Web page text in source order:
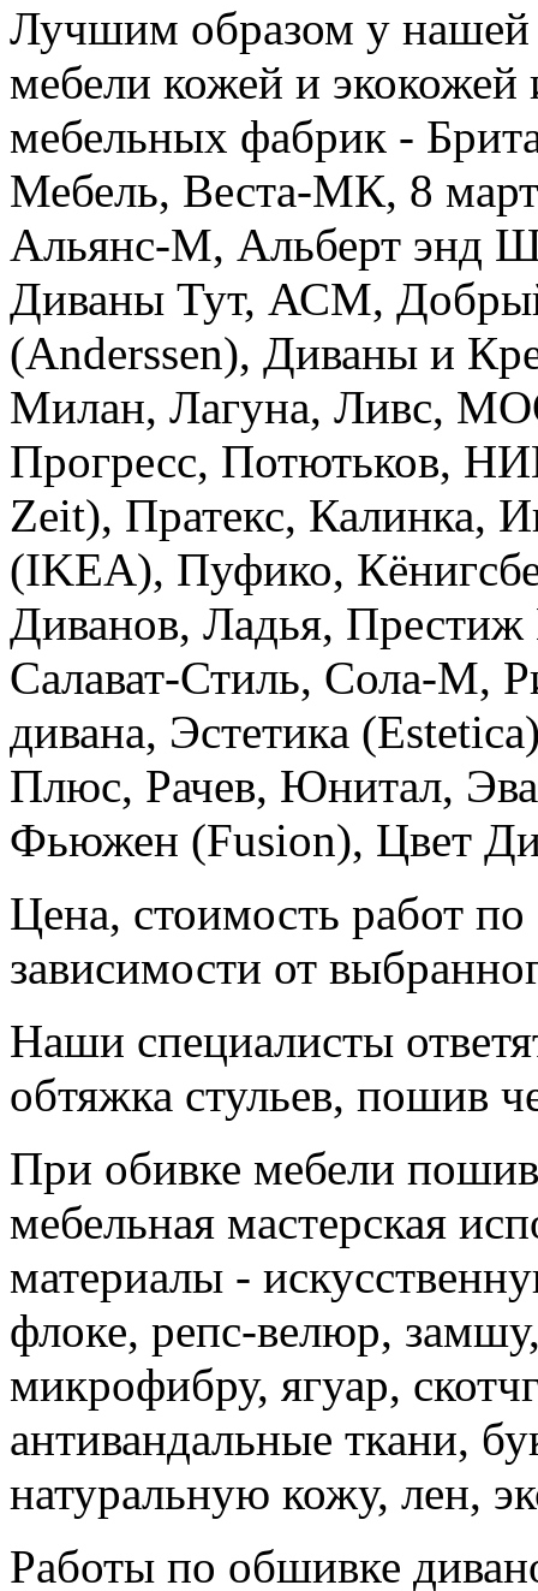
Лучшим образом у
мебели кожей и
мебельных фабрик -
Мебель, Веста-МК, 8
Альянс-М, Альберт энд
Диваны Тут, АСМ,
(Anderssen), Диваны и
Милан, Лагуна, Ливс,
Прогресс, Потютьков,
Zeit), Пратекс, Калинка,
(IKEA), Пуфико,
Диванов, Ладья,
Салават-Стиль, Сола-М,
дивана, Эстетика
Плюс, Рачев, Юнитал,
Фьюжен (Fusion), Цвет
Цена, стоимость работ
зависимости от
Наши специалисты
обтяжка стульев, пошив
При обивке мебели
мебельная мастерская
материалы -
флоке, репс-велюр,
микрофибру, ягуар,
антивандальные ткани,
натуральную кожу, лен,
Работы по обшивке